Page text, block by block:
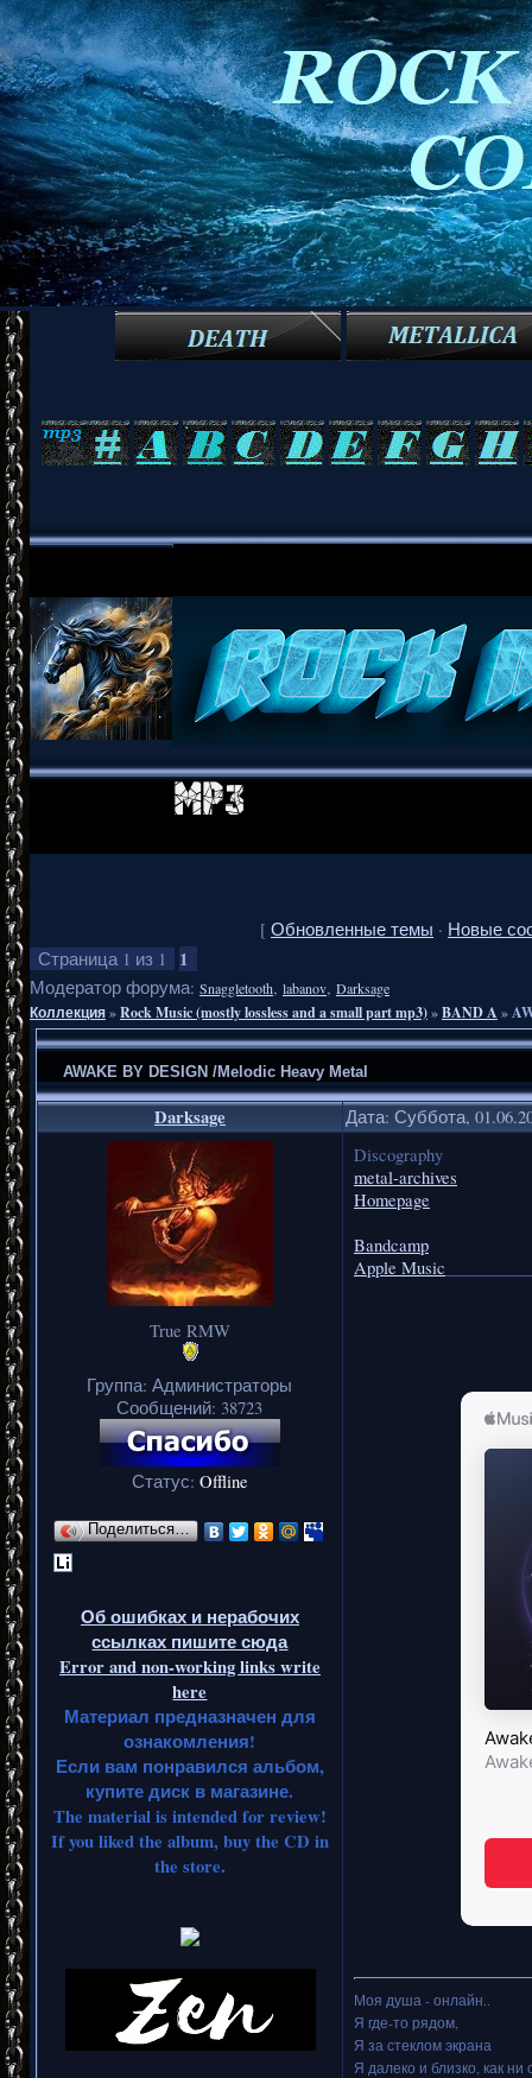
[ Обновленные темы · Новые
Страница 1 из 1 1
Модератор форума: Snaggletooth, labanov, Darksage
Коллекция»Rock Music (mostly lossless and a small part mp3)»BAND A »
AWAKE BY DESIGN /Melodic Heavy Metal
Darksage Дата: Суббота,
True RMW
Группа: Администраторы
Сообщений: 38723
Статус: Offline
Поделиться…
Об ошибках и нерабочих
ссылках пишите сюда
Error and non-working links write
here
Материал предназначен для
ознакомления!
Если вам понравился альбом,
купите диск в магазине.
The material is intended for review!
If you liked the album, buy the CD in
the store.
Discography
metal-archives
Homepage
Bandcamp
Apple Music
Моя душа - онлайн..
Я где-то рядом,
Я за стеклом экрана
Я далеко и близко, как ни